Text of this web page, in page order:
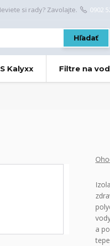
Hľadať
si rady? Zavolajte. 0902
Kalyxx Filtre na
a